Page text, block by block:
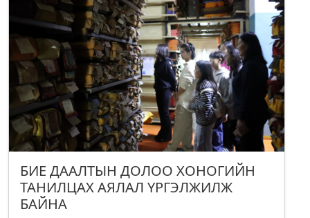
БИЕ ДААЛТЫН ДОЛОО ХОНОГИЙН
ТАНИЛЦАХ АЯЛАЛ ҮРГЭЛЖИЛЖ
БАЙНА